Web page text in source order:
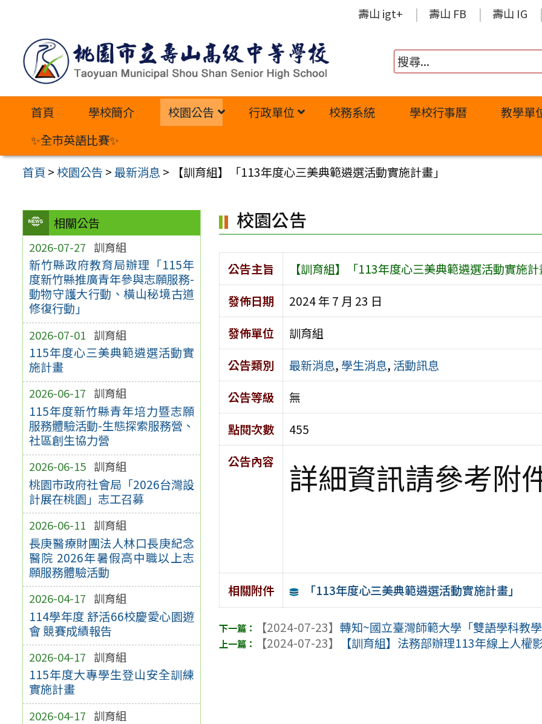
內
壽山 igt+ 壽山 FB 壽山 IG
首頁 學校簡介 校園公告 行政單位 校務系統 學校行事曆
教學單
✨全市英語比賽✨
首頁 >校園公告 >最新消息 > 【訓育組】「113年度心三美典範遴選活動實施計畫」
相關公告
2026-07-27 訓育組
新竹縣政府教育局辦理「115年
度新竹縣推廣青年參與志願服務-
動物守護大行動、橫山秘境古道
修復行動」
2026-07-01 訓育組
115年度心三美典範遴選活動實
施計畫
2026-06-17 訓育組
115年度新竹縣青年培力暨志願
服務體驗活動-生態探索服務營、
社區創生協力營
2026-06-15 訓育組
桃園市政府社會局「2026台灣設
計展在桃園」志工召募
2026-06-11 訓育組
長庚醫療財團法人林口長庚紀念
醫院 2026年暑假高中職以上志
願服務體驗活動
2026-04-17 訓育組
114學年度 舒活66校慶愛心園遊
會 競賽成績報告
2026-04-17 訓育組
115年度大專學生登山安全訓練
實施計畫
2026-04-17 訓育組
校園公告
公告主旨
【訓育組】「113年度心三美典範遴選活動實施
發佈日期
2024 年 7 月 23 日
發佈單位
訓育組
公告類別
最新消息, 學生消息, 活動訊息
公告等級
無
點閱次數
455
公告內容
詳細資訊請參考附
相關附件 「113年度心三美典範遴選活動實施計畫」
【2024-07-23】轉知~國立臺灣師範大學「雙語學科教
【2024-07-23】
【訓育組】法務部辦理113年線上人